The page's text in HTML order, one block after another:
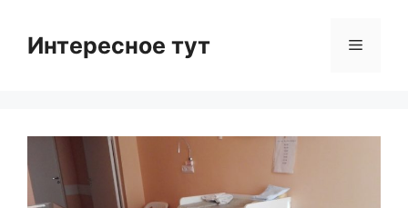
contentИнтересное тут Menu